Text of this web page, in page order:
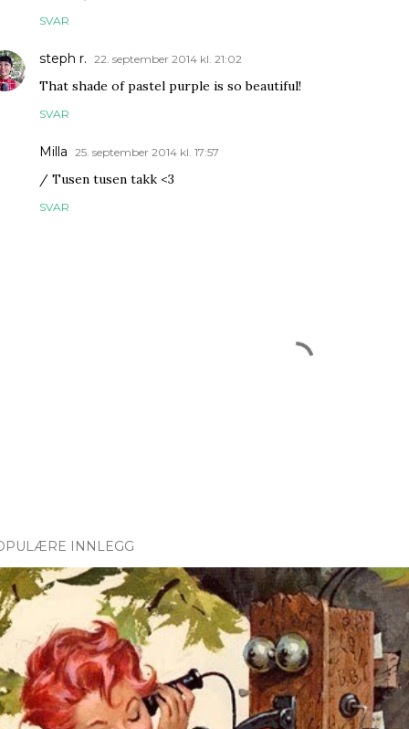
SVAR
steph r. 22. september 2014 kl. 21:02
That shade of pastel purple is so beautiful!
SVAR
Milla 25. september 2014 kl. 17:57
/ Tusen tusen takk <3
SVAR
INNLEGG